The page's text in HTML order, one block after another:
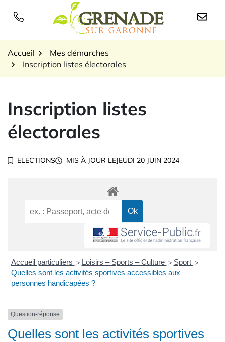
Logo Grenade sur
Accueil
Mes démarches
Inscription listes électorales
Inscription listes
électorales
ELECTIONS MIS À JOUR LEJEUDI 20 JUIN 2024
Accueil particuliers > Loisirs – Sports – Culture > Sport >
Quelles sont les activités sportives accessibles aux
personnes handicapées ?
Question-réponse
Quelles sont les activités sportives